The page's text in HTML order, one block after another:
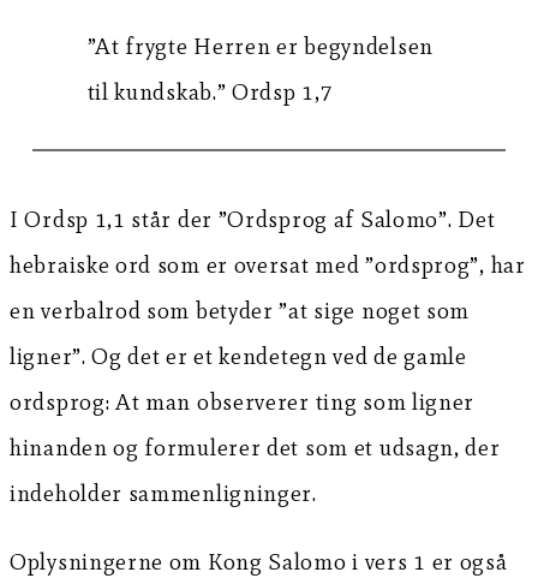
”At frygte Herren er begyndelsen
til kundskab.” Ordsp 1,7
I Ordsp 1,1 står der ”Ordsprog af Salomo”. Det
hebraiske ord som er oversat med ”ordsprog”, har
en verbalrod som betyder ”at sige noget som
ligner”. Og det er et kendetegn ved de gamle
ordsprog: At man observerer ting som ligner
hinanden og formulerer det som et udsagn, der
indeholder sammenligninger.
Oplysningerne om Kong Salomo i vers 1 er også